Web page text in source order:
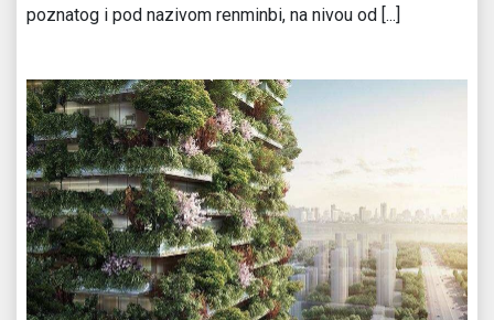
poznatog i pod nazivom renminbi, na nivou od [...]